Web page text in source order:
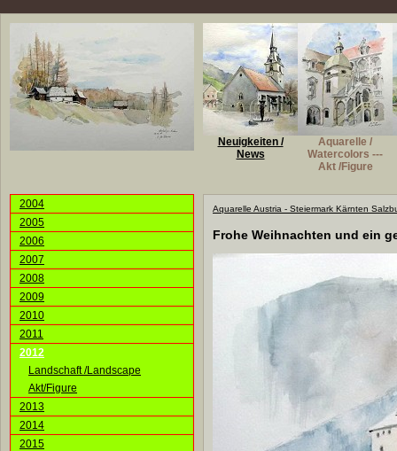
Neuigkeiten /
News
Aquarelle /
Watercolors ---
Akt /Figure
2004
2005
2006
2007
2008
2009
2010
2011
2012
Landschaft /Landscape
Akt/Figure
2013
2014
2015
Aquarelle Austria - Steiermark Kärnten
Frohe Weihnachten und ein